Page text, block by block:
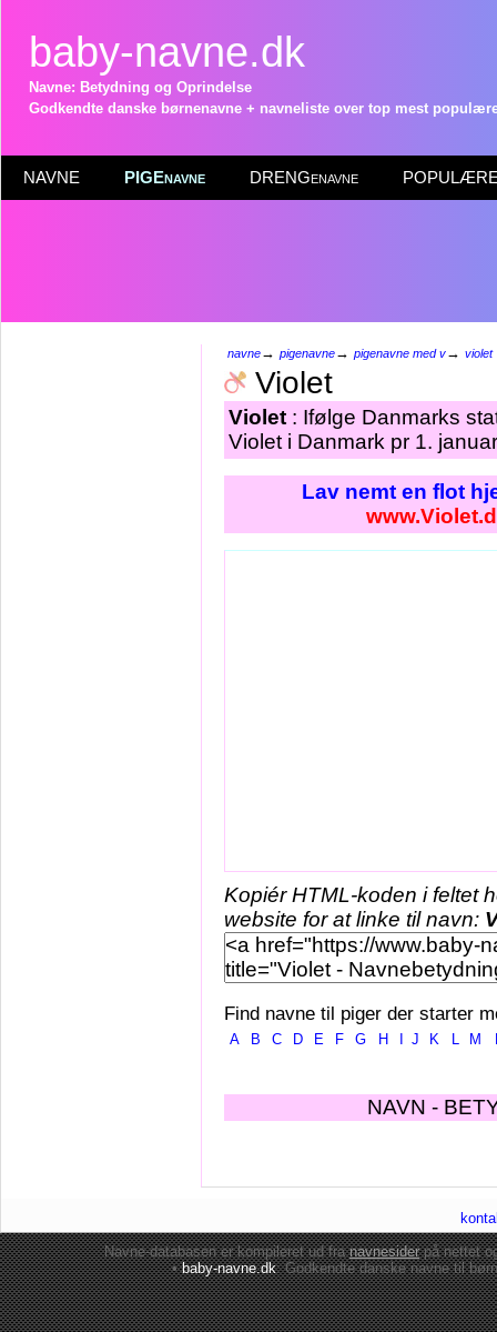
baby-navne.dk
Navne: Betydning og Oprindelse
Godkendte danske børnenavne + navneliste over top mest
NAVNE PIGEnavne DRENGenavne POPULÆRE
navne→ pigenavne→ pigenavne med v→ violet
Violet
Violet : Ifølge Danmarks
Violet i Danmark pr 1.
Lav nemt en flot
Kopiér HTML-koden i feltet
website for at linke til navn:
Find navne til piger der starter
A B C D E F G H J K L M
NAVN -
Navne-databasen er kompileret ud franavnesiderpå nettet
•baby-navne.dk: Godkendte danskenavne til børn